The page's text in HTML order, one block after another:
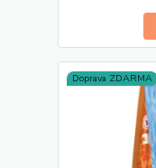
Doprava ZDARMA